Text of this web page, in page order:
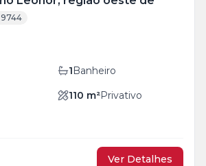
1Banheiro
110 m²Privativo
Ver Detalhes